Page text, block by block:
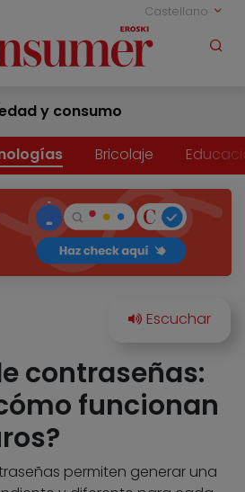
Castellano
y consumo
Bricolaje
contraseñas:
funcionan
permiten generar una